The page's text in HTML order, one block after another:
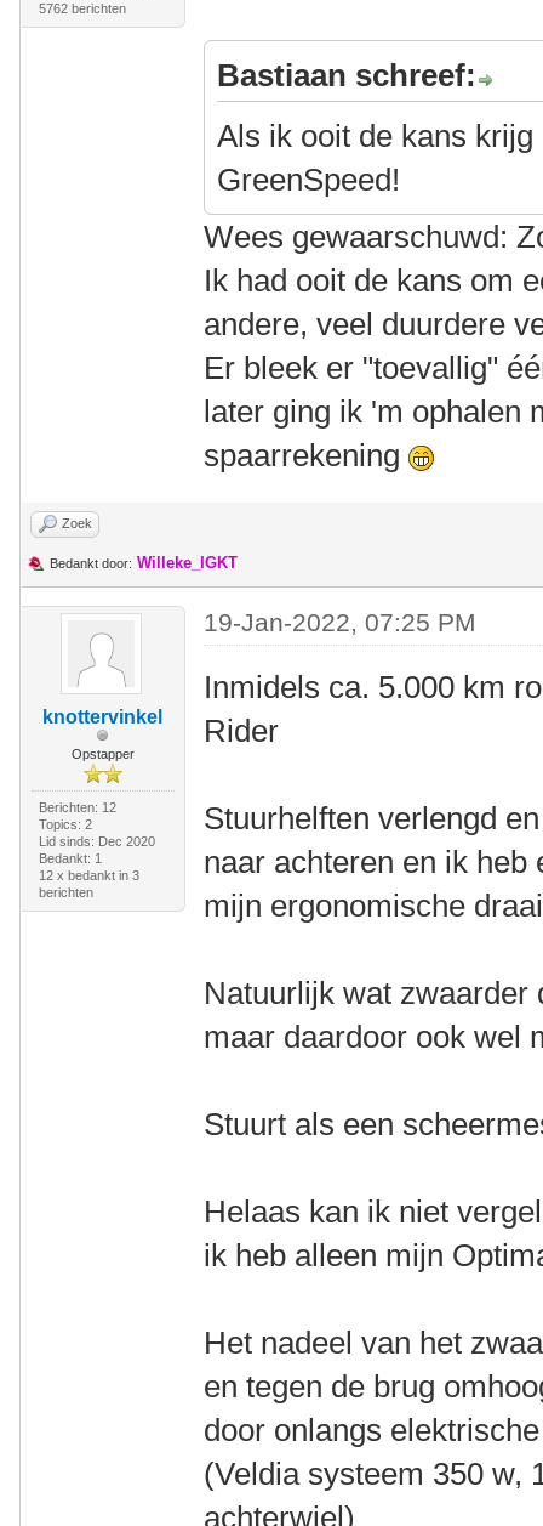
5762 berichten
Bastiaan schreef:
Als ik ooit de kans
GreenSpeed!
Wees gewaarschuwd:
Ik had ooit de kans om
andere, veel duurdere
Er bleek er "toevallig"
later ging ik 'm ophalen
spaarrekening
Zoek
Bedankt door: Willeke_IGKT
knottervinkel
Opstapper
Berichten: 12
Topics: 2
Lid sinds: Dec 2020
Bedankt: 1
12 x bedankt in 3
berichten
19-Jan-2022, 07:25 PM
Inmidels ca. 5.000 km
Rider
Stuurhelften verlengd
naar achteren en ik
mijn ergonomische
Natuurlijk wat zwaarder
maar daardoor ook wel
Stuurt als een
Helaas kan ik niet
ik heb alleen mijn
Het nadeel van het
en tegen de brug
door onlangs
(Veldia systeem 350 w,
achterwiel)